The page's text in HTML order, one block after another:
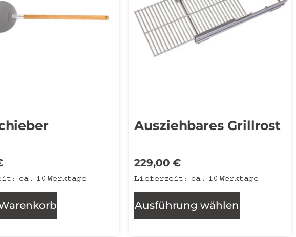
ca. 10 Werktage
Ausziehbares Grillrost
229,00€
Lieferzeit: ca. 10 Werktage
Ausführung wählen